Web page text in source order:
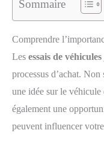
Sommaire
Comprendre
Les essais de véhicules
processus d’achat.
une idée sur le
également une
peuvent influencer